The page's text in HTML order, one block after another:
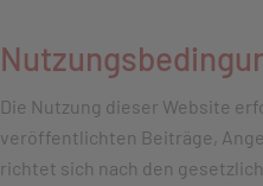
Die Nutzung dieser Website
veröffentlichten Beiträge,
richtet sich nach den